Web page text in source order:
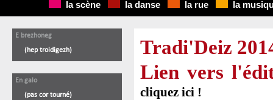
la scène la danse la rue la
E brezhoneg
(hep troidigezh)
En galo
(pas cor tourné)
Tradi'Deiz
Lien vers
cliquez ici !